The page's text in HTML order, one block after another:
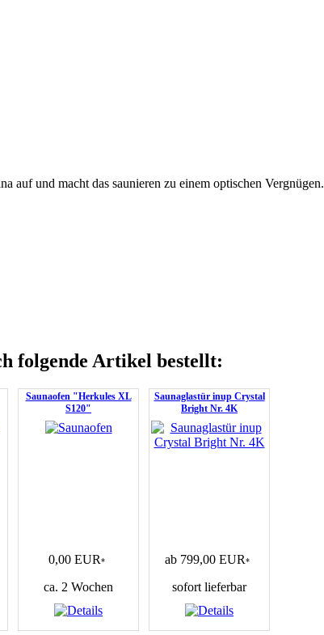
auf und macht das saunieren zu einem optischen Vergnügen.
folgende Artikel bestellt:
Saunaofen "Herkules XL
S120"
0,00 EUR*
ca. 2 Wochen
Saunaglastür inup Crystal
Bright Nr. 4K
ab 799,00 EUR*
sofort lieferbar